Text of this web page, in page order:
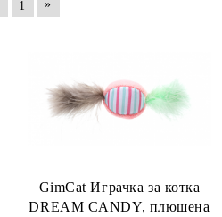
1 »
GimCat Играчка за котка
DREAM CANDY, плюшена